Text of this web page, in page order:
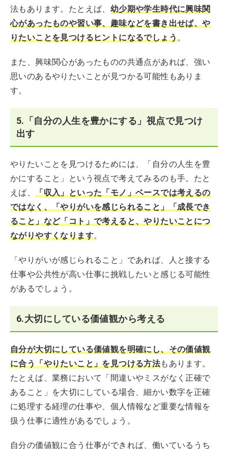
法もあります。たとえば、 幼少期や学生時代に興味関
心があったものや習い事、趣味などを書き出せば、や
りたいことを見つけるヒントになるでしょう 。
また、興味関心があったものの共通点があれば、強い
思いのあるやりたいことが見つかる可能性もありま
す。
5.「自分の人生を豊かにする」視点で見つけ
出す
やりたいことを見つけるためには、「自分の人生を豊
かにすること」という視点で考えてみるのも手。たと
えば、
「収入」といった「モノ」ベースでは考えるの
ではなく、「やりがいを感じられること」「成長でき
ること」など「コト」で考えると、やりたいことにつ
ながりやすくなります。
「やりがいが感じられること」であれば、人と接する
仕事や公共性が高い仕事に挑戦したいと感じる可能性
があるでしょう。
6.大切にしている価値観から考える
自分が大切にしている価値観を明確にし、その価値観
に合う「やりたいこと」を見つける方法もあります。
たとえば、業務において「間違いやミスがなく正確で
あること」を大切にしている場合、細かい数字を正確
に処理する経理の仕事や、個人情報など重要な情報を
扱う仕事に適性があるでしょう。
自分の価値観に合う仕事ができれば、働いているうち